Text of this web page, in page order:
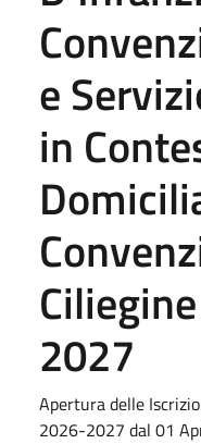
e
in
2027
Apertura delle
2026-2027 dal 01